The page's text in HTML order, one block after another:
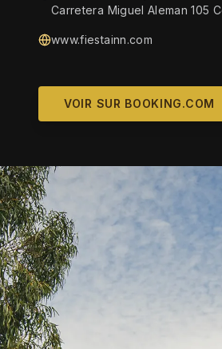
Carretera Miguel Aleman 105
www.fiestainn.com
VOIR SUR BOOKING.COM